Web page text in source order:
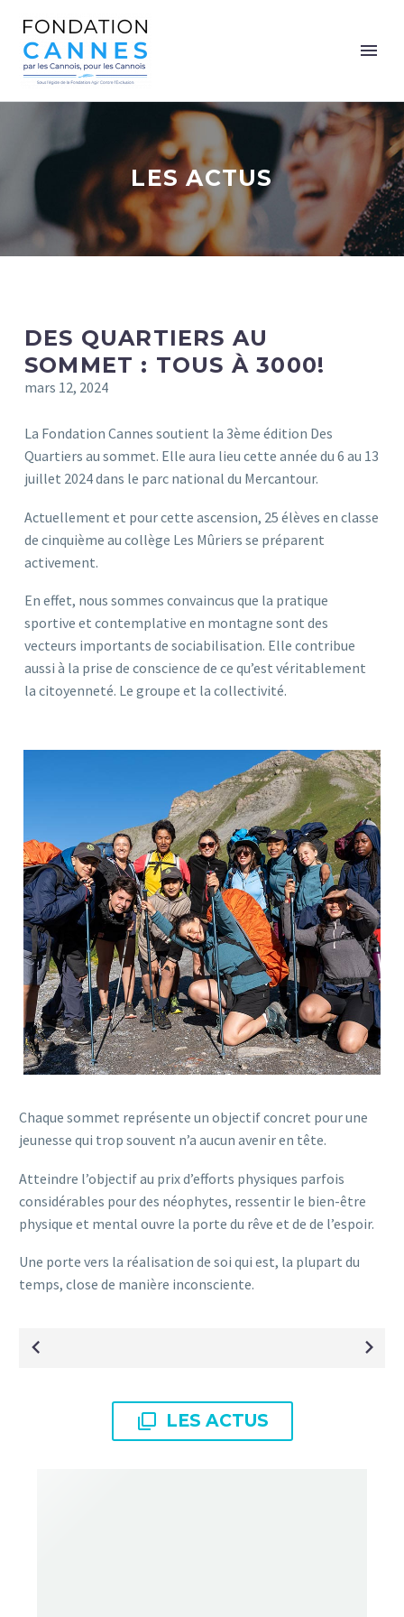
LES ACTUS
DES QUARTIERS AU
SOMMET : TOUS À 3000!
mars 12, 2024
La Fondation Cannes soutient la 3ème édition Des
Quartiers au sommet. Elle aura lieu cette année du 6 au 13
juillet 2024 dans le parc national du Mercantour.
Actuellement et pour cette ascension, 25 élèves en classe
de cinquième au collège Les Mûriers se préparent
activement.
En effet, nous sommes convaincus que la pratique
sportive et contemplative en montagne sont des
vecteurs importants de sociabilisation. Elle contribue
aussi à la prise de conscience de ce qu’est véritablement
la citoyenneté. Le groupe et la collectivité.
Chaque sommet représente un objectif concret pour une
jeunesse qui trop souvent n’a aucun avenir en tête.
Atteindre l’objectif au prix d’efforts physiques parfois
considérables pour des néophytes, ressentir le bien-être
physique et mental ouvre la porte du rêve et de de l’espoir.
Une porte vers la réalisation de soi qui est, la plupart du
temps, close de manière inconsciente.
NAVIGATION
L’ARTICLE
 LES ACTUS